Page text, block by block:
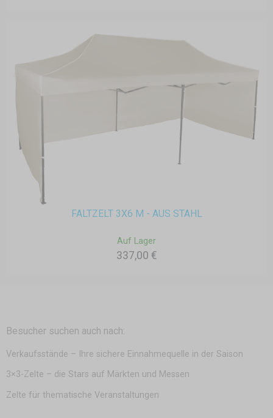
FALTZELT 3X6 M - AUS STAHL
Auf Lager
337,00 €
Besucher suchen auch nach:
Verkaufsstände – Ihre sichere Einnahmequelle in der Saison
3×3-Zelte – die Stars auf Märkten und Messen
Zelte für thematische Veranstaltungen